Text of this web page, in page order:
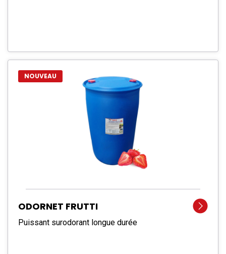
NOUVEAU
ODORNET FRUTTI
Puissant surodorant longue durée